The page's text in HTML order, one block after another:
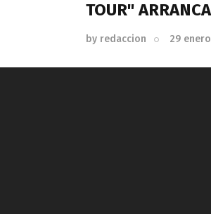
TOUR"
by redaccion 29